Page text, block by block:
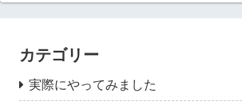
カテゴリー
実際にやってみました